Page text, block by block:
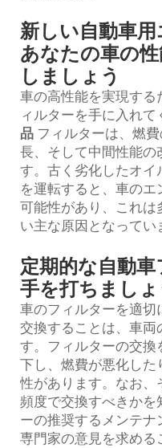
新しい自動車用
あなたの車の
しましょう
車の高性能を実現する
ィルターを手に入れ
品 フィルターは、燃
長、そして中間性能
す。古く劣化したオ
を運転すると、車の
可能性があり、これ
い主な原因となってい
定期的な自動
手を打ちましょ
車のフィルターを適
交換することは、車
す。フィルターの交
下し、燃費が悪化し
性があります。なお
頻度で交換すべきか
ーの推奨するメンテ
専門家の意見を求める